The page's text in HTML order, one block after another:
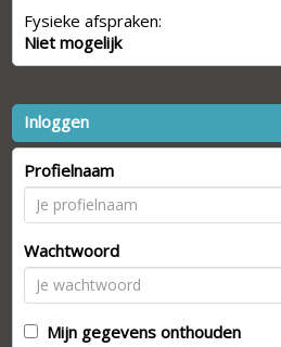
Fysieke afspraken:
Niet mogelijk
Inloggen
Profielnaam
Wachtwoord
Mijn gegevens onthouden